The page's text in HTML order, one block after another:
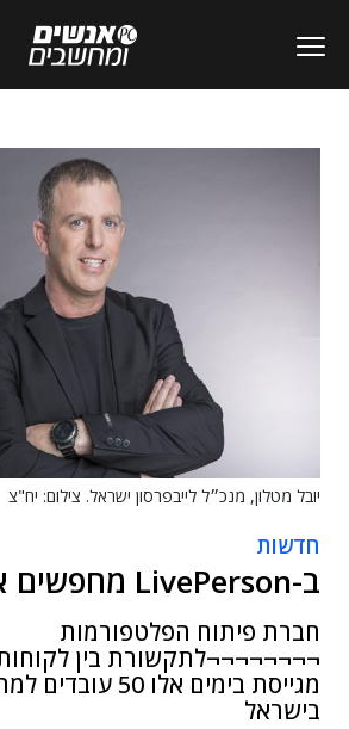
יובל מטלון, מנכ״ל לייבפרסון ישראל. צילום: יח"צ
חדשות
ב-LivePerson מחפשים אותך
חברת פיתוח הפלטפורמות
¬¬¬¬¬¬¬¬לתקשורת בין
מגייסת בימים אלו
בישראל